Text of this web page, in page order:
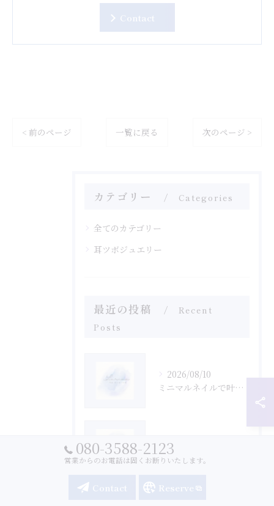
Contact
< 前のページ 一覧に戻る 次のページ >
カテゴリー Categories
全てのカテゴリー
耳ツボジュエリー
最近の投稿
Recent
Posts
2026/08/10
ミニマルネイルで叶える上品なネイルデザインの楽しみ方と長持ちのコツ
2026/08/03
080-3588-2123
営業からのお電話は固くお断りいたします。
Contact Reserve